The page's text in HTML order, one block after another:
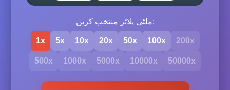
ملٹی پلائر منتخب کریں:
1x 5x 10x 20x 50x 100x 200x
500x 1000x 5000x 10000x 50000x